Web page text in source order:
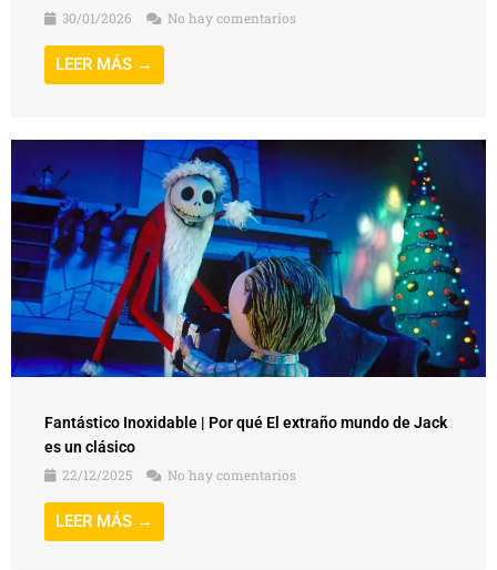
30/01/2026
No hay comentarios
LEER MÁS →
Fantástico Inoxidable | Por qué El extraño mundo de Jack
es un clásico
22/12/2025
No hay comentarios
LEER MÁS →